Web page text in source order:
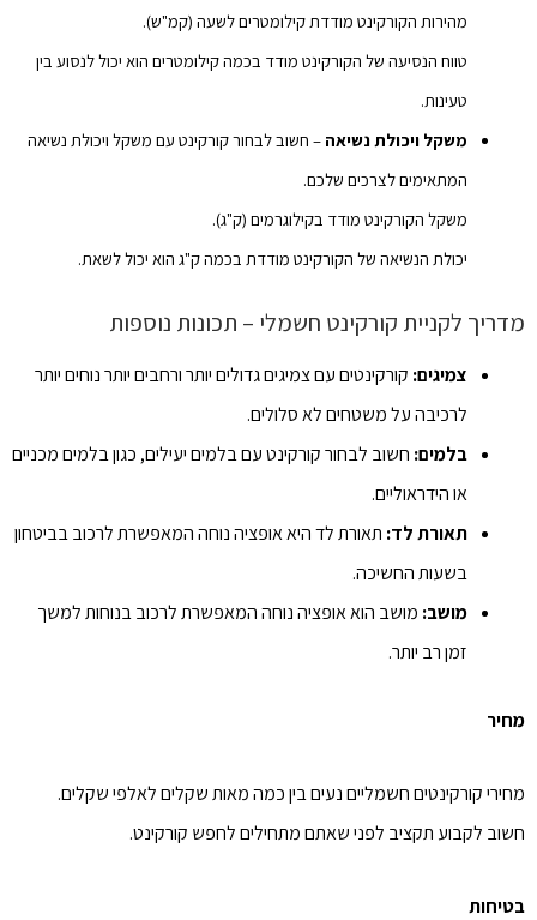
מהירות הקורקינט מודדת קילומטרים לשעה (קמ"ש).
טווח הנסיעה של הקורקינט מודד בכמה קילומטרים הוא יכול לנסוע בין
טעינות.
משקל ויכולת נשיאה – חשוב לבחור קורקינט עם משקל ויכולת נשיאה
המתאימים לצרכים שלכם.
משקל הקורקינט מודד בקילוגרמים (ק"ג).
יכולת הנשיאה של הקורקינט מודדת בכמה ק"ג הוא יכול לשאת.
מדריך לקניית קורקינט חשמלי – תכונות נוספות
צמיגים: קורקינטים עם צמיגים גדולים יותר ורחבים יותר נוחים יותר
לרכיבה על משטחים לא סלולים.
בלמים: חשוב לבחור קורקינט עם בלמים יעילים, כגון בלמים מכניים
או הידראוליים.
תאורת לד: תאורת לד היא אופציה נוחה המאפשרת לרכוב בביטחון
בשעות החשיכה.
מושב: מושב הוא אופציה נוחה המאפשרת לרכוב בנוחות למשך
זמן רב יותר.
מחיר
מחירי קורקינטים חשמליים נעים בין כמה מאות שקלים לאלפי שקלים.
חשוב לקבוע תקציב לפני שאתם מתחילים לחפש קורקינט.
בטיחות